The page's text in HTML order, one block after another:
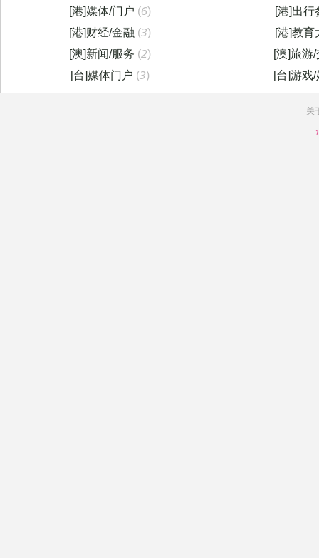
[港]媒体/门户 (6)
[港]出
[港]财经/金融 (3)
[港]教
[澳]新闻/服务 (2)
[澳]旅游
[台]媒体门户 (3) [台]游戏
关